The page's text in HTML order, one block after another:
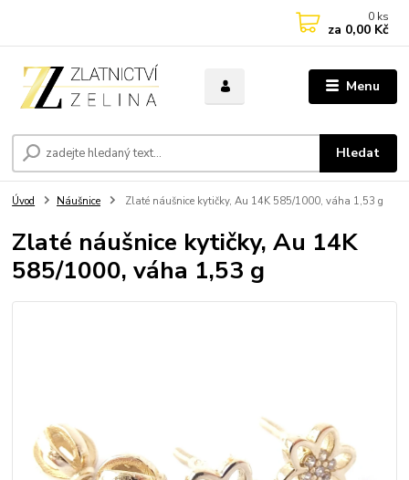
Menu
Hledat
0 ks
za 0,00 Kč
Úvod Náušnice Zlaté náušnice kytičky, Au 14K 585/1000, váha 1,53 g
Zlaté náušnice kytičky, Au 14K
585/1000, váha 1,53 g